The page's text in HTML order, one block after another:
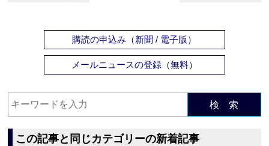
購読の申込み（新聞 / 電子版）
メールニュースの登録（無料）
検 索
この記事と同じカテゴリーの新着記事